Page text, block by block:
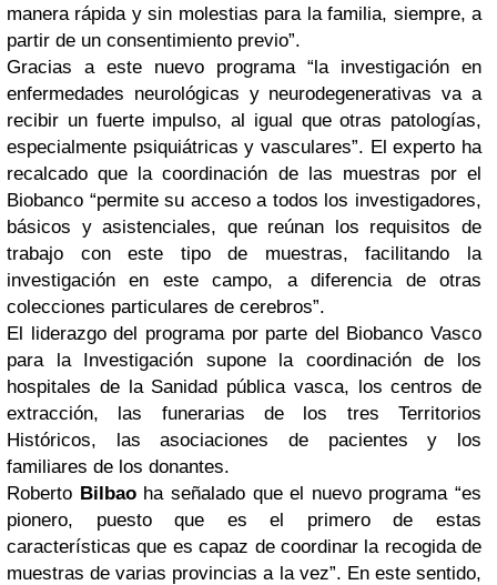
manera rápida y sin molestias para la familia, siempre, a
partir de un consentimiento previo”.
Gracias a este nuevo programa “la investigación en
enfermedades neurológicas y neurodegenerativas va a
recibir un fuerte impulso, al igual que otras patologías,
especialmente psiquiátricas y vasculares”. El experto ha
recalcado que la coordinación de las muestras por el
Biobanco “permite su acceso a todos los investigadores,
básicos y asistenciales, que reúnan los requisitos de
trabajo con este tipo de muestras, facilitando la
investigación en este campo, a diferencia de otras
colecciones particulares de cerebros”.
El liderazgo del programa por parte del Biobanco Vasco
para la Investigación supone la coordinación de los
hospitales de la Sanidad pública vasca, los centros de
extracción, las funerarias de los tres Territorios
Históricos, las asociaciones de pacientes y los
familiares de los donantes.
Roberto Bilbaoha señalado que el nuevo programa “es
pionero, puesto que es el primero de estas
características que es capaz de coordinar la recogida de
muestras de varias provincias a la vez”. En este sentido,